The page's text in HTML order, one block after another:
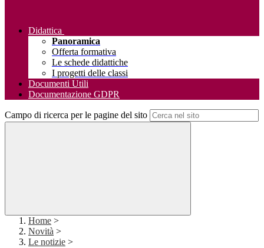
Didattica
Panoramica
Offerta formativa
Le schede didattiche
I progetti delle classi
Documenti Utili
Documentazione GDPR
Campo di ricerca per le pagine del sito
Home >
Novità >
Le notizie >